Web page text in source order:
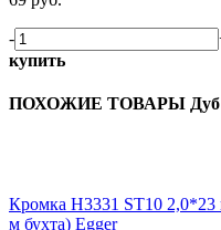
-
купить
ПОХОЖИЕ ТОВАРЫ Дуб
Кромка H3331 ST10
м бухта) Egger